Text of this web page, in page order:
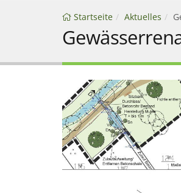
Startseite Aktuelles